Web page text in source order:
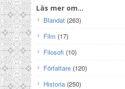
Läs mer om…
Blandat (263)
Film (17)
Filosofi (10)
Författare (120)
Historia (250)